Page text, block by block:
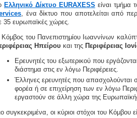
Ελληνικό Δίκτυο EURAXESS είναι τμήμα
, ένα δίκτυο που αποτελείται από
35 ευρωπαϊκές χώρες.
του Πανεπιστημίου Ιωαννίνων
Ηπείρου και της Περιφέρειας
Ερευνητές του εξωτερικού που
διάστημα στις εν λόγω Περιφέρειες.
Έλληνες ερευνητές που απασχολούνται
φορέα ή σε επιχείρηση των εν λόγω
εργαστούν σε άλλη χώρα της
συγκεκριμένα, οι κύριοι στόχοι του Κόμβου